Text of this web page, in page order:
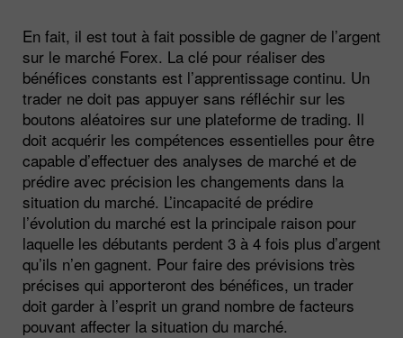
En fait, il est tout à fait possible de gagner de l’argent
sur le marché Forex. La clé pour réaliser des
bénéfices constants est l’apprentissage continu. Un
trader ne doit pas appuyer sans réfléchir sur les
boutons aléatoires sur une plateforme de trading. Il
doit acquérir les compétences essentielles pour être
capable d’effectuer des analyses de marché et de
prédire avec précision les changements dans la
situation du marché. L’incapacité de prédire
l’évolution du marché est la principale raison pour
laquelle les débutants perdent 3 à 4 fois plus d’argent
qu’ils n’en gagnent. Pour faire des prévisions très
précises qui apporteront des bénéfices, un trader
doit garder à l’esprit un grand nombre de facteurs
pouvant affecter la situation du marché.